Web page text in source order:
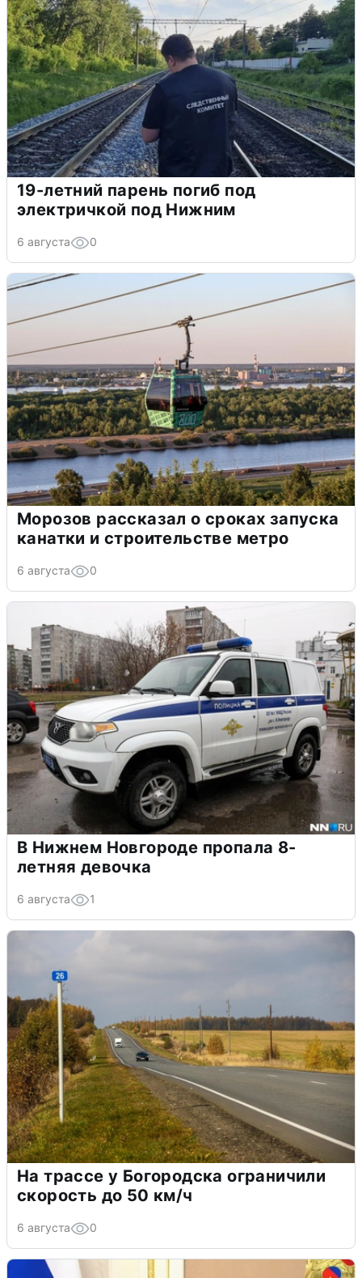
19-летний парень погиб под
электричкой под Нижним
6 августа 0
Морозов рассказал о сроках запуска
канатки и строительстве метро
6 августа 0
В Нижнем Новгороде пропала 8-
летняя девочка
6 августа 1
На трассе у Богородска ограничили
скорость до 50 км/ч
6 августа 0